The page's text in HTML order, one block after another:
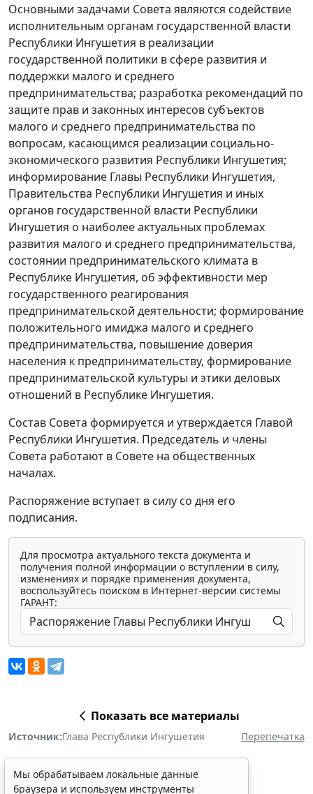
Основными задачами Совета являются содействие
исполнительным органам государственной власти
Республики Ингушетия в реализации
государственной политики в сфере развития и
поддержки малого и среднего
предпринимательства; разработка рекомендаций по
защите прав и законных интересов субъектов
малого и среднего предпринимательства по
вопросам, касающимся реализации социально-
экономического развития Республики Ингушетия;
информирование Главы Республики Ингушетия,
Правительства Республики Ингушетия и иных
органов государственной власти Республики
Ингушетия о наиболее актуальных проблемах
развития малого и среднего предпринимательства,
состоянии предпринимательского климата в
Республике Ингушетия, об эффективности мер
государственного реагирования
предпринимательской деятельности; формирование
положительного имиджа малого и среднего
предпринимательства, повышение доверия
населения к предпринимательству, формирование
предпринимательской культуры и этики деловых
отношений в Республике Ингушетия.
Состав Совета формируется и утверждается Главой
Республики Ингушетия. Председатель и члены
Совета работают в Совете на общественных
началах.
Распоряжение вступает в силу со дня его
подписания.
Для просмотра актуального текста документа и
получения полной информации о вступлении в силу,
изменениях и порядке применения документа,
воспользуйтесь поиском в Интернет-версии системы
ГАРАНТ:
Показать все материалы
Источник:Глава Республики Ингушетия Перепечатка
Мы обрабатываем локальные данные
браузера и используем инструменты